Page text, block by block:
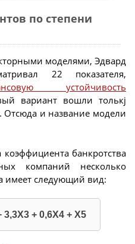
по степени
моделями, Эдвард
22 показателя,
устойчивость
вариант вошли толькj
и название модели
банкротства
компаний несколько
имеет следующий вид:
3,3X3 + 0,6X4 + Х5